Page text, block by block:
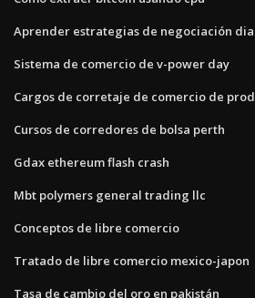
Aprender estrategias de negociación
Sistema de comercio de v-power day
Cargos de corretaje de comercio de
Cursos de corredores de bolsa perth
Gdax ethereum flash crash
Mbt polymers general trading llc
Conceptos de libre comercio
Tratado de libre comercio mexico-japon
Tasa de cambio del oro en pakistán